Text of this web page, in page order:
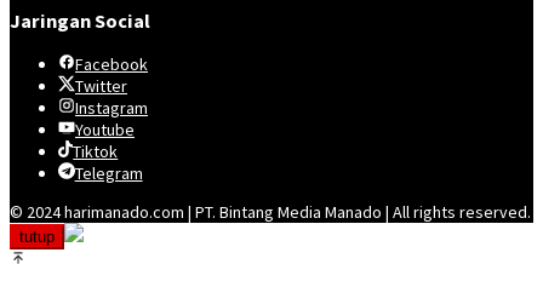
Jaringan Social
Facebook
Twitter
Instagram
Youtube
Tiktok
Telegram
© 2024 harimanado.com | PT. Bintang Media Manado | All rights reserved.
tutup